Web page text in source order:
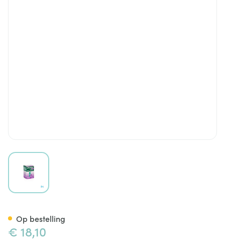
View larger image
€ 18,10
Op bestelling